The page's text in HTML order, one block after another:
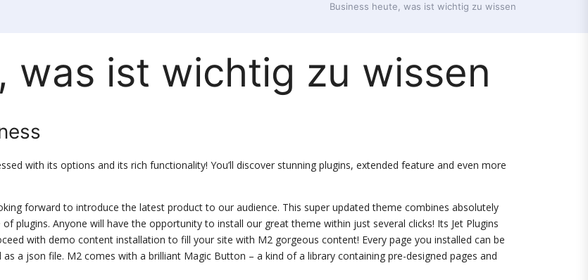
Business heute, was ist wichtig zu wissen
was ist wichtig zu wissen
with its options and its rich functionality! You’ll discover stunning plugins, extended feature and even more
forward to introduce the latest product to our audience. This super updated theme combines absolutely
plugins. Anyone will have the opportunity to install our great theme within just several clicks! Its Jet Plugins
with demo content installation to fill your site with M2 gorgeous content! Every page you installed can be
a json file. M2 comes with a brilliant Magic Button – a kind of a library containing pre-designed pages and